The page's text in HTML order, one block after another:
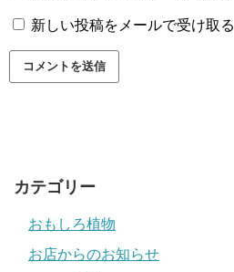
新しい投稿をメールで受け取る
カテゴリー
おもしろ植物
お店からのお知らせ